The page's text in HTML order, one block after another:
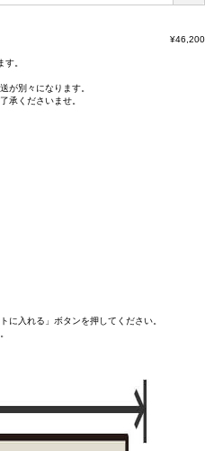
¥46,200
す。
が別々 になります。
承くださいませ。
に入れる」ボタンを押してください。